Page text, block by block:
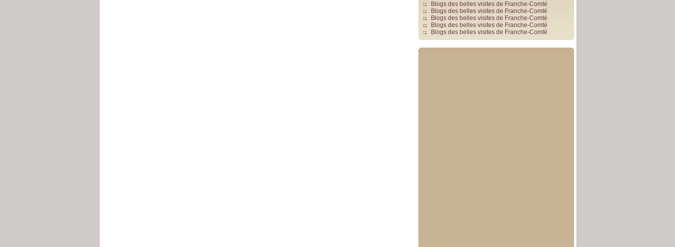
Blogs des belles visites de Franche-Comté
Blogs des belles visites de Franche-Comté
Blogs des belles visites de Franche-Comté
Blogs des belles visites de Franche-Comté
Blogs des belles visites de Franche-Comté